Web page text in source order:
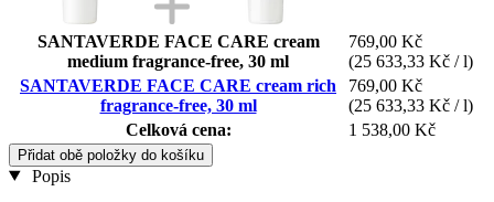
SANTAVERDE FACE CARE cream
medium fragrance-free, 30 ml
769,00 Kč
(25 633,33 Kč / l)
SANTAVERDE FACE CARE cream rich
fragrance-free, 30 ml
769,00 Kč
(25 633,33 Kč / l)
Celková cena:
1 538,00 Kč
Přidat obě položky do košíku
Popis